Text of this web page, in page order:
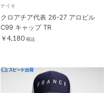
ナイキ
クロアチア代表 26-27 アロビル
C99 キャップ TR
￥4,180 税込